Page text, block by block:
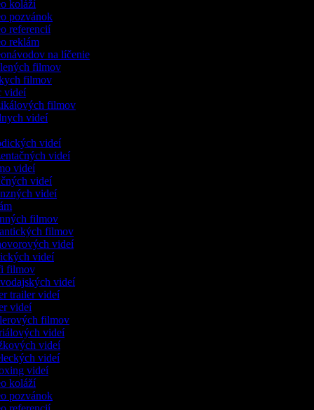
koláží
pozvánok
referencií
reklám
na líčenie
filmov
filmov
videí
filmov
videí
videí
videí
videí
videí
videí
filmov
filmov
videí
videí
filmov
videí
trailer videí
videí
filmov
videí
videí
videí
videí
koláží
pozvánok